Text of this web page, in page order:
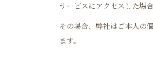
サービスにアクセスした場
その場合、弊社はご本人の
ます。